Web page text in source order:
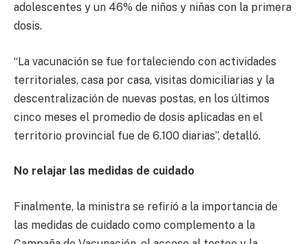
adolescentes y un 46% de niños y niñas con la primera
dosis.
“La vacunación se fue fortaleciendo con actividades
territoriales, casa por casa, visitas domiciliarias y la
descentralización de nuevas postas, en los últimos
cinco meses el promedio de dosis aplicadas en el
territorio provincial fue de 6.100 diarias”, detalló.
No relajar las medidas de cuidado
Finalmente, la ministra se refirió a la importancia de
las medidas de cuidado como complemento a la